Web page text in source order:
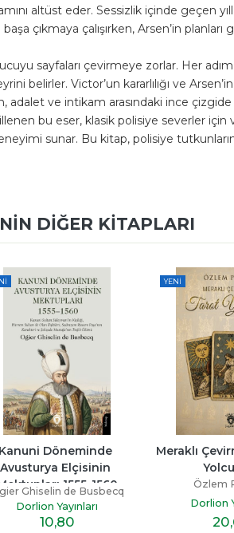
altüst eder. Sessizlik içinde geçen
çıkmaya çalışırken, Arsen’in
sayfaları çevirmeye zorlar. Her
belirler. Victor’un kararlılığı ve
ve intikam arasındaki ince
bu eser, klasik polisiye severler için
sunar. Bu kitap, polisiye
DIĞER KITAPLARI
Kanuni Döneminde
Avusturya Elçisinin
1555-1560
Ghiselin de Busbecq
Dorlion Yayınları
10,80
YENI
Meraklı
Özlem
Dorlion
20